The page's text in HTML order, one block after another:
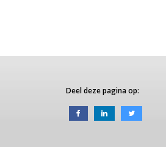
Deel deze pagina op: